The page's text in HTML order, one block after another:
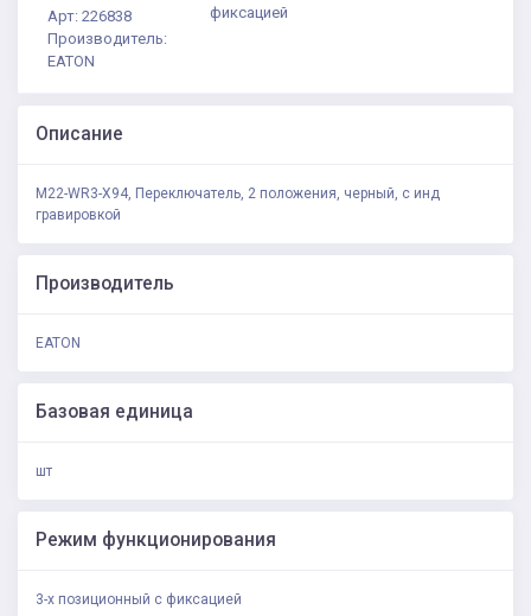
Арт: 226838
Производитель:
EATON
фиксацией
Описание
M22-WR3-X94, Переключатель, 2 положения, черный, с инд
гравировкой
Производитель
EATON
Базовая единица
шт
Режим функционирования
3-х позиционный с фиксацией